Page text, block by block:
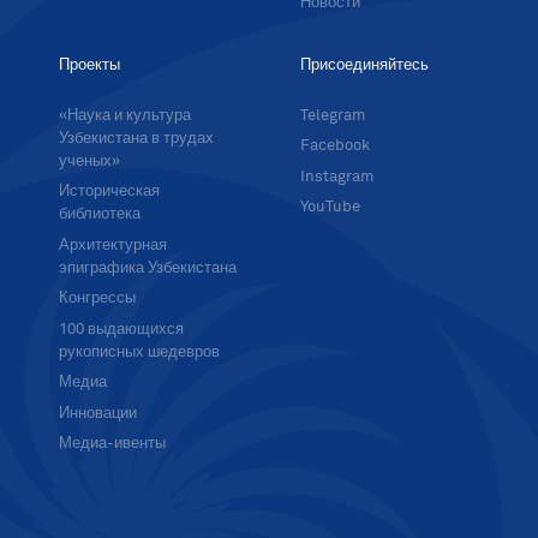
Новости
Проекты
«Наука и культура
Узбекистана в трудах
ученых»
Историческая
библиотека
Архитектурная
эпиграфика Узбекистана
Конгрессы
100 выдающихся
рукописных шедевров
Медиа
Инновации
Медиа-ивенты
Присоединяйтесь
Telegram
Facebook
Instagram
YouTube